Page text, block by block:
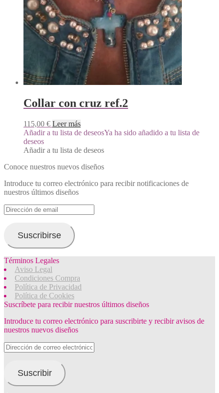
Collar con cruz ref.2
115,00 € Leer más
Añadir a tu lista de deseosYa ha sido añadido a tu lista de
deseos
Añadir a tu lista de deseos
Conoce nuestros nuevos diseños
Introduce tu correo electrónico para recibir notificaciones de
nuestros últimos diseños
Dirección
de
Suscribirse
Términos Legales
Aviso Legal
Condiciones Compra
Política de Privacidad
Política de Cookies
Suscríbete para recibir nuestros últimos diseños
Introduce tu correo electrónico para suscribirte y recibir avisos de
nuestros nuevos diseños
Dirección
de
electrónico
Suscribir